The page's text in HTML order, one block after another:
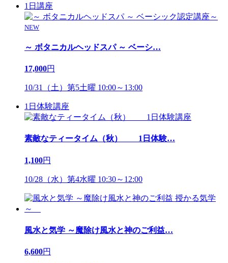
1日講座
NEW
～ ボタニカルヘッドスパ ～ ベーシ…
17,000円
10/31（土）第5土曜 10:00～13:00
1日体験講座
素敵なティータイム（秋） 1日体験…
1,100円
10/28（水）第4水曜 10:30～12:00
風水と気学 ～魔除け風水と神のご利益…
6,600円